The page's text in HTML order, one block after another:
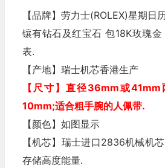
【品牌】劳力士(ROLEX)星期日
镶有钻石及红宝石 包18K玫瑰
表.
【产地】瑞士机芯香港生产
【尺寸】直径36mm或
10mm;适合粗手腕的人佩带.
【颜色】如图显示
【机芯】瑞士进口2836机械机
存储高度能量.